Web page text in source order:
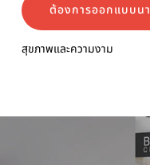
ต้องการออกแบบน
สุขภาพและความงาม